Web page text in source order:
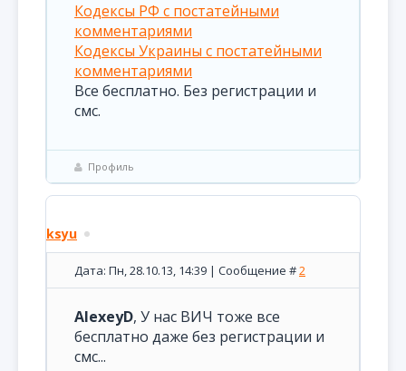
Кодексы РФ с постатейными
комментариями
Кодексы Украины с постатейными
комментариями
Все бесплатно. Без регистрации и
смс.
Профиль
ksyu
Дата: Пн, 28.10.13, 14:39 | Сообщение #2
AlexeyD, У нас ВИЧ тоже все
бесплатно даже без регистрации и
смс...